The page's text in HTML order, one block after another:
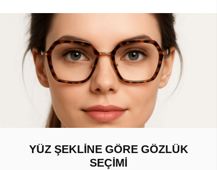
YÜZ ŞEKLİNE GÖRE GÖZLÜK
SEÇİMİ